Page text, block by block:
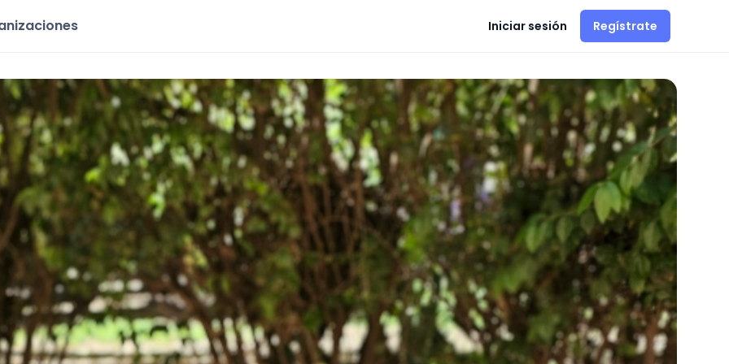
Iniciar sesión Regístrate